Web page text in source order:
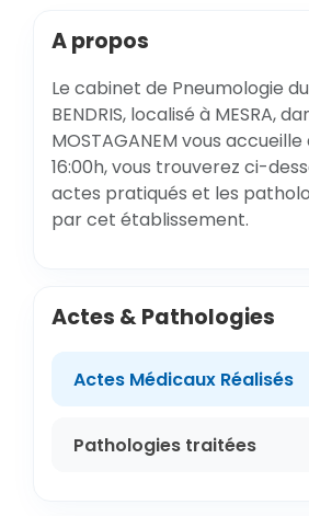
A propos
Le cabinet de Pneumologie
BENDRIS, localisé à MESRA,
MOSTAGANEM vous
16:00h, vous trouverez ci-
actes pratiqués et les
par cet établissement.
Actes & Pathologies
Actes Médicaux Réalisés
Pathologies traitées